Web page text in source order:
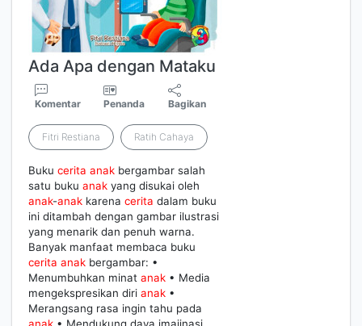
Ada Apa dengan Mataku
Komentar Penanda Bagikan
Fitri Restiana Ratih Cahaya
Buku cerita anak bergambar salah
satu buku anak yang disukai oleh
anak-anak karena cerita dalam buku
ini ditambah dengan gambar ilustrasi
yang menarik dan penuh warna.
Banyak manfaat membaca buku
cerita anak bergambar: •
Menumbuhkan minat anak • Media
mengekspresikan diri anak •
Merangsang rasa ingin tahu pada